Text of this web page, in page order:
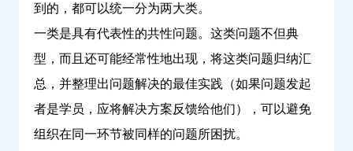
到的，都可以统一分为两大类。
一类是具有代表性的共性问题。这类问题不但典
型，而且还可能经常性地出现，将这类问题归纳汇
总，并整理出问题解决的最佳实践（如果问题发起
者是学员，应将解决方案反馈给他们），可以避免
组织在同一环节被同样的问题所困扰。